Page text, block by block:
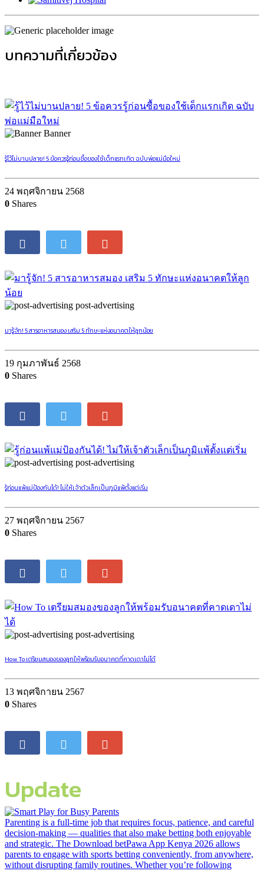
บทความที่เกี่ยวข้อง
Banner
รู้ไว้ไม่บานปลาย! 5 ข้อควรรู้ก่อนซื้อของใช้เด็กแรกเกิด ฉบับพ่อแม่มือใหม่
24 พฤศจิกายน 2568
0 Shares
post-advertising
มารู้จัก! 5 สารอาหารสมอง เสริม 5 ทักษะแห่งอนาคตให้ลูกน้อย
19 กุมภาพันธ์ 2568
0 Shares
post-advertising
รู้ก่อนแพ้แม่ป้องกันได้! ไม่ให้เจ้าตัวเล็กเป็นภูมิแพ้ตั้งแต่เริ่ม
27 พฤศจิกายน 2567
0 Shares
post-advertising
How To เตรียมสมองของลูกให้พร้อมรับอนาคตที่คาดเดาไม่ได้
13 พฤศจิกายน 2567
0 Shares
Update
Parenting is a full-time job that requires focus, patience, and careful
decision-making — qualities that also make betting both enjoyable
and strategic. The Download betPawa App Kenya 2026 allows
parents to engage with sports betting conveniently, from anywhere,
without disrupting family routines. Whether you’re following